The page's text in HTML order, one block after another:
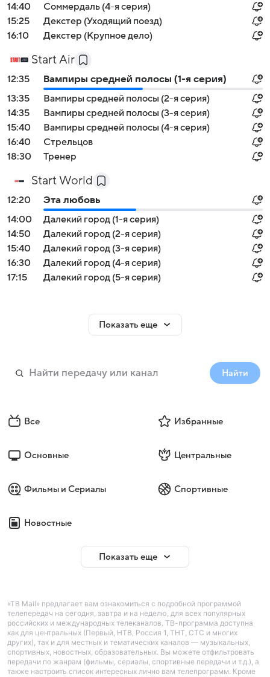
14:40
Соммердаль (4-я серия)
15:25
Декстер (Уходящий поезд)
16:10
Декстер (Крупное дело)
Start Air
12:35
Вампиры средней полосы (1-я серия)
13:35
Вампиры средней полосы (2-я серия)
14:35
Вампиры средней полосы (3-я серия)
15:40
Вампиры средней полосы (4-я серия)
16:40
Стрельцов
18:30
Тренер
Start World
12:20
Эта любовь
14:00
Далекий город (1-я серия)
14:50
Далекий город (2-я серия)
15:40
Далекий город (3-я серия)
16:30
Далекий город (4-я серия)
17:15
Далекий город (5-я серия)
Показать еще
Найти
Все Избранные
Основные Центральные
Фильмы и Сериалы Спортивные
Новостные
Показать еще
«ТВ Mail» предлагает вам ознакомиться с подробной программой
телепередач на сегодня, завтра и на неделю, для всех популярных
российских и международных телеканалов. ТВ-программа доступна
как для центральных (Первый, НТВ, Россия 1, ТНТ, СТС и многих
других), так и для местных и тематических каналов — музыкальных,
спортивных, новостных, образовательных. Вы можете отфильтровать
передачи по жанрам (фильмы, сериалы, спортивные передачи и т.д.), а
также настроить список интересных лично вам телепрограмм. Кроме